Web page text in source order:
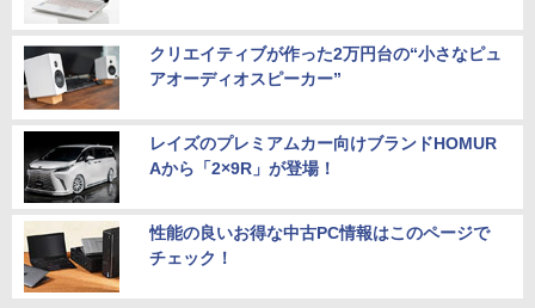
クリエイティブが作った2万円台の“小さなピュ
アオーディオスピーカー”
レイズのプレミアムカー向けブランドHOMUR
Aから「2×9R」が登場！
性能の良いお得な中古PC情報はこのページで
チェック！